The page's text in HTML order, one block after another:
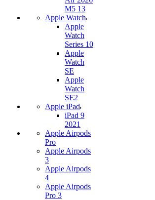
M5 13
Apple Watch
Apple
Watch
Series 10
Apple
Watch
SE
Apple
Watch
SE2
Apple iPad
iPad 9
2021
Apple Airpods
Pro
Apple Airpods
3
Apple Airpods
4
Apple Airpods
Pro 3